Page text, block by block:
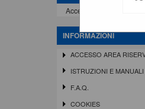
Accedi - Registrati
INFORMAZIONI
ACCESSO AREA
ISTRUZIONI E MANUALI
F.A.Q.
COOKIES